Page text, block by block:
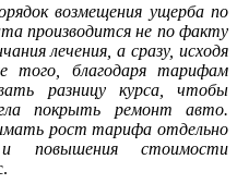
возмещения ущерба по
производится не по факту
лечения, а сразу, исходя
того, благодаря тарифам
разницу курса, чтобы
покрыть ремонт авто.
рост тарифа отдельно
повышения стоимости